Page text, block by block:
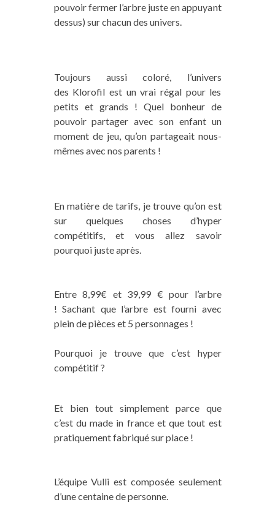
pouvoir fermer l’arbre juste en appuyant
dessus) sur chacun des univers.
Toujours aussi coloré, l’univers
des Klorofil est un vrai régal pour les
petits et grands ! Quel bonheur de
pouvoir partager avec son enfant un
moment de jeu, qu’on partageait nous-
mêmes avec nos parents !
En matière de tarifs, je trouve qu’on est
sur quelques choses d’hyper
compétitifs, et vous allez savoir
pourquoi juste après.
Entre 8,99€ et 39,99 € pour l’arbre
! Sachant que l’arbre est fourni avec
plein de pièces et 5 personnages !
Pourquoi je trouve que c’est hyper
compétitif ?
Et bien tout simplement parce que
c’est du made in france et que tout est
pratiquement fabriqué sur place !
L’équipe Vulli est composée seulement
d’une centaine de personne.